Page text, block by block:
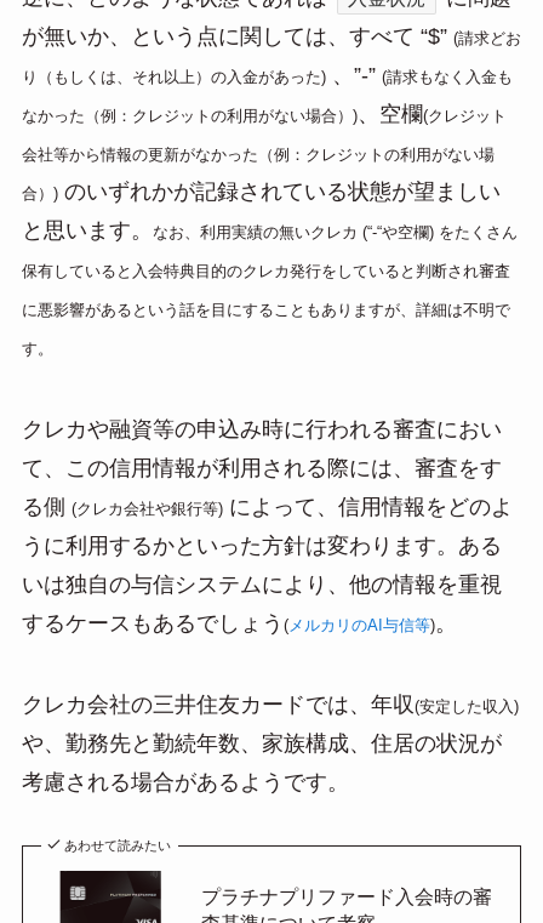
が無いか、という点に関しては、すべて “$” (請求どお
り（もしくは、それ以上）の入金があった)、”-” (請求もなく入金も
なかった（例：クレジットの利用がない場合）)、空欄(クレジット
会社等から情報の更新がなかった（例：クレジットの利用がない場
合）)のいずれかが記録されている状態が望ましい
と思います。
なお、利用実績の無いクレカ (“-“や空欄) をたくさん
保有していると入会特典目的のクレカ発行をしていると判断され審査
に悪影響があるという話を目にすることもありますが、詳細は不明で
す。
クレカや融資等の申込み時に行われる審査におい
て、この信用情報が利用される際には、審査をす
る側 (クレカ会社や銀行等)によって、信用情報をどのよ
うに利用するかといった方針は変わります。ある
いは独自の与信システムにより、他の情報を重視
するケースもあるでしょう (メルカリのAI与信等)。
クレカ会社の三井住友カードでは、年収(安定した収入)
や、勤務先と勤続年数、家族構成、住居の状況が
考慮される場合があるようです。
あわせて読みたい
プラチナプリファード入会時の審